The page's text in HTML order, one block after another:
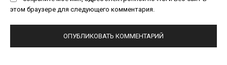
этом браузере для следующего комментария.